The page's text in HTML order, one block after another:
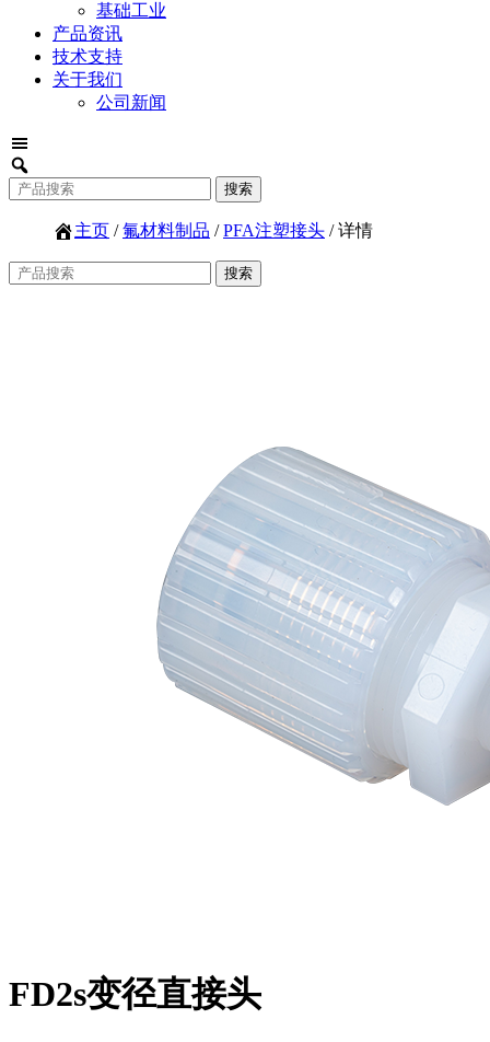
基础工业
产品资讯
技术支持
关于我们
公司新闻
主页 /氟材料制品 /PFA注塑接头 / 详情
FD2s变径直接头